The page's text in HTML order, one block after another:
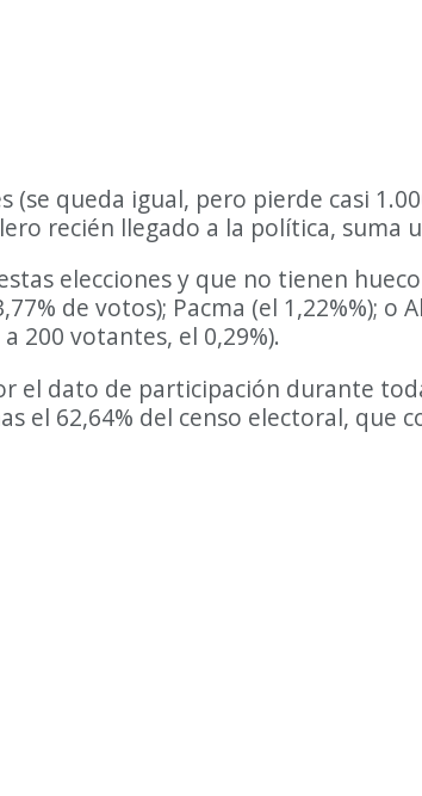
(se queda igual, pero pierde casi
recién llegado a la política, suma
elecciones y que no tienen
de votos); Pacma (el 1,22%%);
200 votantes, el 0,29%).
el dato de participación durante
el 62,64% del censo electoral, que